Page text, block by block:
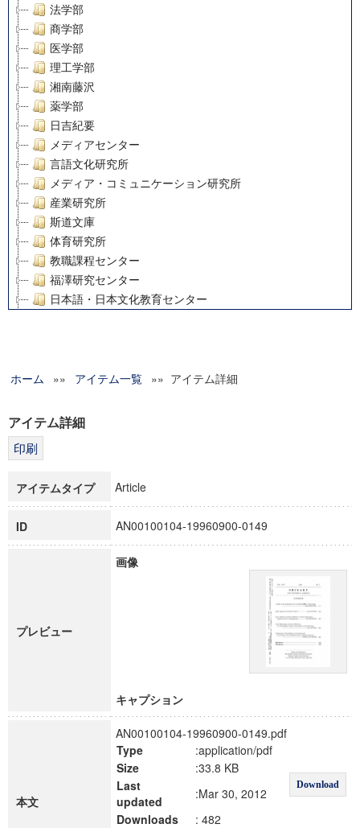
法学部
商学部
医学部
理工学部
湘南藤沢
薬学部
日吉紀要
メディアセンター
言語文化研究所
メディア・コミュニケーション研究所
産業研究所
斯道文庫
体育研究所
教職課程センター
福澤研究センター
日本語・日本文化教育センター
グローバルリサーチインスティテュート
科学研究費補助金研究成果報告書
博士課程教育リーディングプログラム「超成熟社会発展のサ
ホーム »» アイテム一覧 »» アイテム詳細
アイテム詳細
アイテムタイプ Article
ID AN00100104-19960900-0149
プレビュー
画像
キャプション
本文
AN00100104-19960900-0149.pdf
Type
:application/pdf
Download
Size
:33.8 KB
Last
updated
:Mar 30, 2012
Downloads
: 482